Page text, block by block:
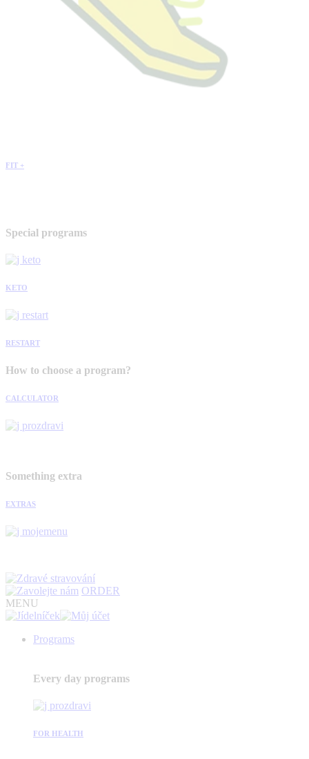
FIT +
Special programs
KETO
RESTART
How to choose a program?
CALCULATOR
Something extra
EXTRAS
ORDER
MENU
Programs
Every day programs
FOR HEALTH